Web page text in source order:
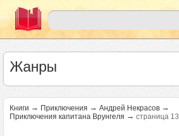
Жанры
Книги → Приключения → Андрей Некрасов →
Приключения капитана Врунгеля → страница 13